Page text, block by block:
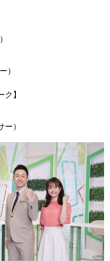
）
）
】
）